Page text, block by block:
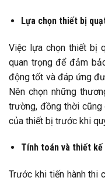
Lựa chọn thiết bị
Việc lựa chọn thiết bị
quan trọng để đảm
động tốt và đáp ứng
Nên chọn những
trường, đồng thời
của thiết bị trước khi
Tính toán và thiết
Trước khi tiến hành thi